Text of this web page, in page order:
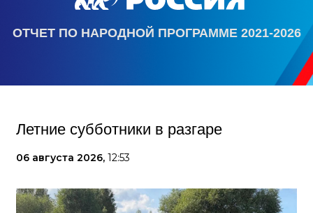
ОТЧЕТ ПО НАРОДНОЙ ПРОГРАММЕ 2021-2026
Летние субботники в разгаре
06 августа 2026, 12:53